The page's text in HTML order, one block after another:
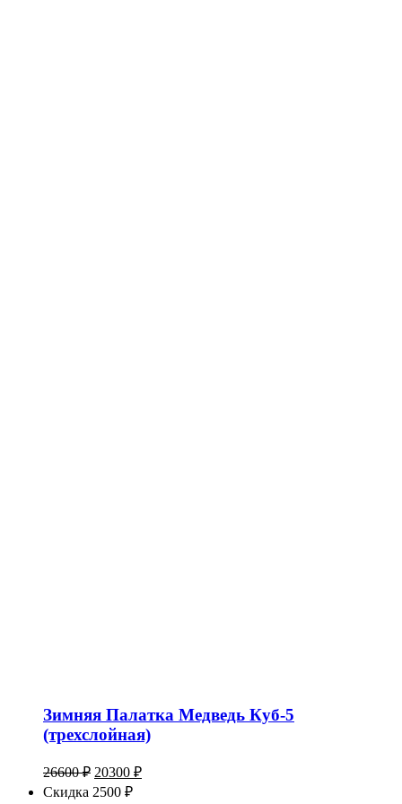
Зимняя Палатка Медведь Куб-5
(трехслойная)
26600₽ Первоначальная
цена
20300 ₽Текущая
Скидка 2500 ₽